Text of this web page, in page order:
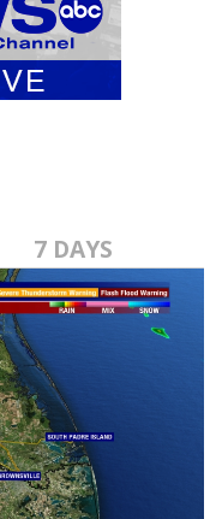
7 DAYS